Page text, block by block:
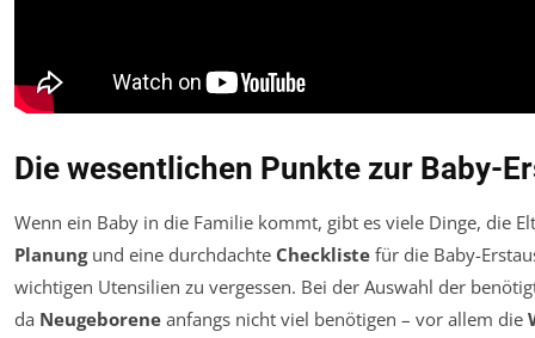
Die wesentlichen Punkte zur Baby-
Wenn ein Baby in die Familie kommt, gibt es viele Dinge, die
Planungund eine durchdachte Checkliste für die Baby-
wichtigen Utensilien zu vergessen. Bei der Auswahl der
da Neugeborene anfangs nicht viel benötigen – vor allem die